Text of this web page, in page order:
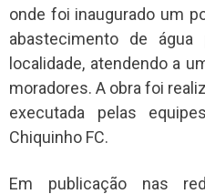
onde foi inaugurado um
abastecimento de
localidade, atendendo a
moradores. A obra foi
executada pelas
Chiquinho FC.
Em publicação nas